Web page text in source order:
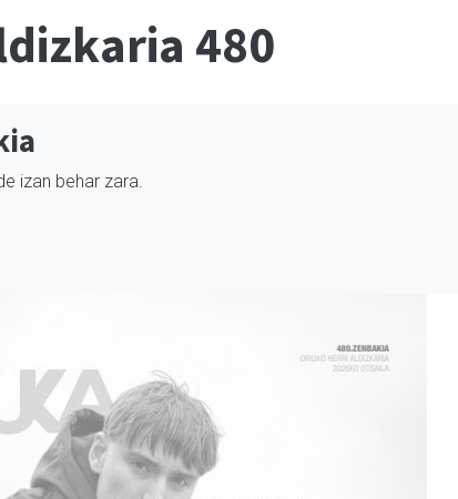
480
izan behar zara.